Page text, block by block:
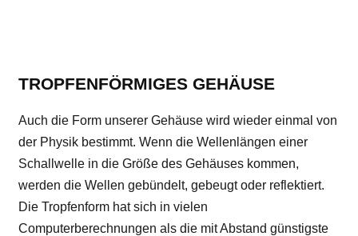
TROPFENFÖRMIGES GEHÄUSE
Auch die Form unserer Gehäuse wird wieder einmal von
der Physik bestimmt. Wenn die Wellenlängen einer
Schallwelle in die Größe des Gehäuses kommen,
werden die Wellen gebündelt, gebeugt oder reflektiert.
Die Tropfenform hat sich in vielen
Computerberechnungen als die mit Abstand günstigste